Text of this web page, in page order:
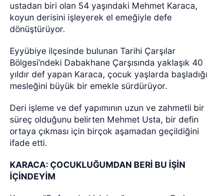
ustadan biri olan 54 yaşındaki Mehmet Karaca,
koyun derisini işleyerek el emeğiyle defe
dönüştürüyor.
Eyyübiye ilçesinde bulunan Tarihi Çarşılar
Bölgesi’ndeki Dabakhane Çarşısında yaklaşık 40
yıldır def yapan Karaca, çocuk yaşlarda başladığı
mesleğini büyük bir emekle sürdürüyor.
Deri işleme ve def yapımının uzun ve zahmetli bir
süreç olduğunu belirten Mehmet Usta, bir defin
ortaya çıkması için birçok aşamadan geçildiğini
ifade etti.
KARACA: ÇOCUKLUĞUMDAN BERİ BU İŞİN
İÇİNDEYİM